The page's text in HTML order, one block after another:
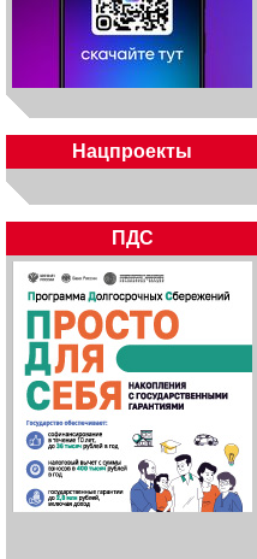
Нацпроекты
ПДС